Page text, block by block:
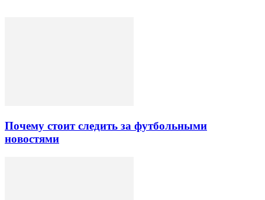
Почему стоит следить за футбольными
новостями